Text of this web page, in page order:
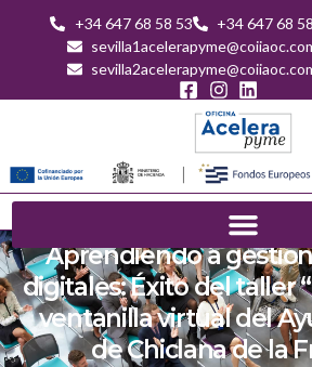
+34 647 68 58 53
+34 647 68
Aprendiendo a
digitales: Éxito del taller
ventanilla virtual del
de Chiclana de la